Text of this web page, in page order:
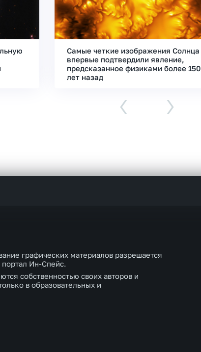
Самые четкие изображения Солнца
впервые подтвердили явление,
предсказанное физиками более 150
лет назад
‹ ›
графических материалов разрешается
портал Ин-Спейс.
собственностью своих авторов и
в образовательных и